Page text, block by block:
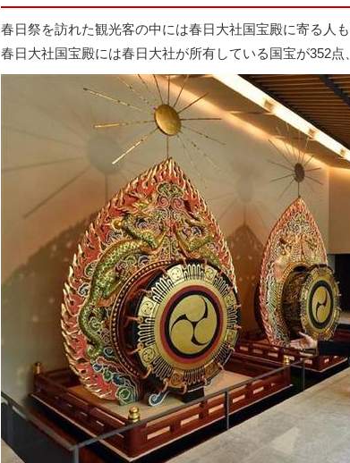
春日祭を訪れた観光客の中には春日大社国宝殿に寄る人も
春日大社国宝殿には春日大社が所有している国宝が352点